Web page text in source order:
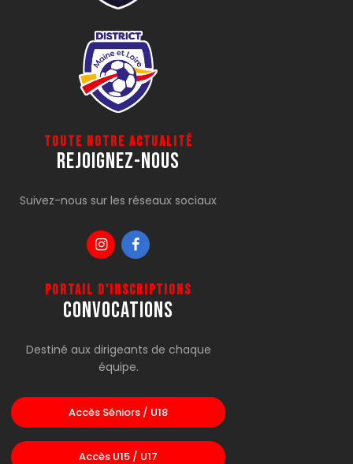
Toute notre actualité
Rejoignez-Nous
Suivez-nous sur les réseaux sociaux
Portail d'inscriptions
CONVOCATIONS
Destiné aux dirigeants de chaque
équipe.
Accès Séniors / U18
Accès U15 / U17